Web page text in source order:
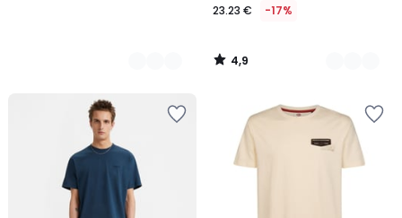
23.23 € -17%
4,9
/